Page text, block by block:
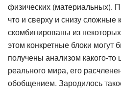
физических (материальных).
что и сверху и снизу сложные
скомбинированы из
этом конкретные блоки могут
получены анализом какого-то
реального мира, его
обобщением. Зародилось